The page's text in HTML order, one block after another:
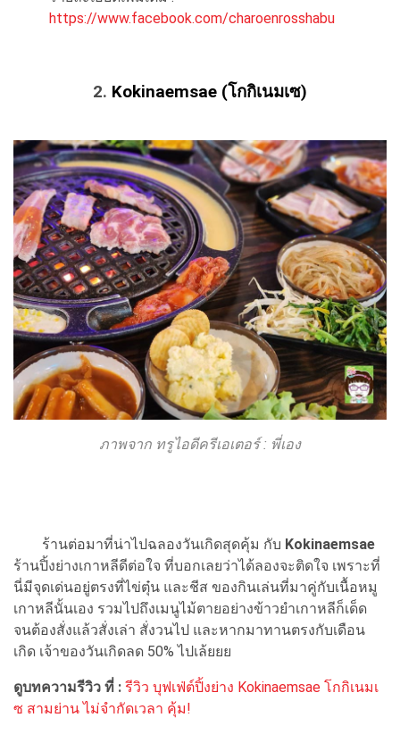
https://www.facebook.com/charoenrosshabu
2. Kokinaemsae (โกกิเนมเซ)
ภาพจาก ทรูไอดีครีเอเตอร์ : พี่เอง
ร้านต่อมาที่น่าไปฉลองวันเกิดสุดคุ้ม กับ Kokinaemsae
ร้านปิ้งย่างเกาหลีดีต่อใจ ที่บอกเลยว่าได้ลองจะติดใจ เพราะที่
นี่มีจุดเด่นอยู่ตรงที่ไข่ตุ๋น และชีส ของกินเล่นที่มาคู่กับเนื้อหมู
เกาหลีนั้นเอง รวมไปถึงเมนูไม้ตายอย่างข้าวยำเกาหลีก็เด็ด
จนต้องสั่งแล้วสั่งเล่า สั่งวนไป และหากมาทานตรงกับเดือน
เกิด เจ้าของวันเกิดลด 50% ไปเล้ยยย
ดูบทความรีวิว ที่ : รีวิว บุฟเฟ่ต์ปิ้งย่าง Kokinaemsae โกกิเนมเ
ซ สามย่าน ไม่จำกัดเวลา คุ้ม!